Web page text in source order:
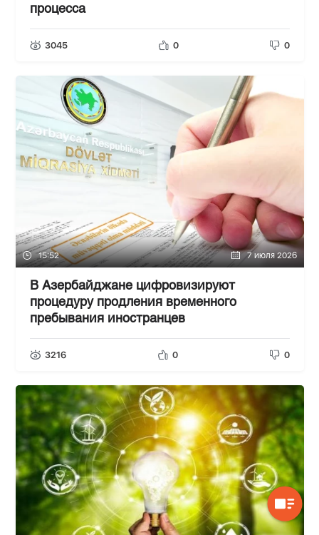
процесса
3045 0 0
15:52 7 июля 2026
В Азербайджане цифровизируют
процедуру продления временного
пребывания иностранцев
3216 0 0